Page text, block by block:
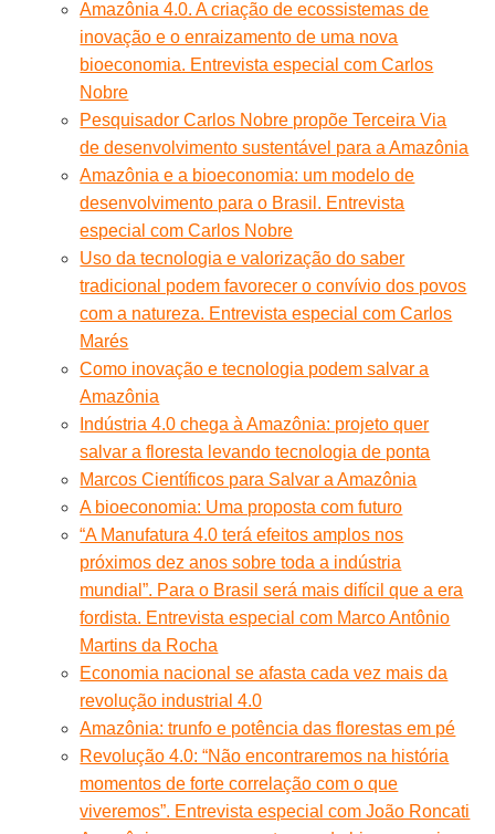
Amazônia 4.0. A criação de ecossistemas de
inovação e o enraizamento de uma nova
bioeconomia. Entrevista especial com Carlos
Nobre
Pesquisador Carlos Nobre propõe Terceira Via
de desenvolvimento sustentável para a Amazônia
Amazônia e a bioeconomia: um modelo de
desenvolvimento para o Brasil. Entrevista
especial com Carlos Nobre
Uso da tecnologia e valorização do saber
tradicional podem favorecer o convívio dos povos
com a natureza. Entrevista especial com Carlos
Marés
Como inovação e tecnologia podem salvar a
Amazônia
Indústria 4.0 chega à Amazônia: projeto quer
salvar a floresta levando tecnologia de ponta
Marcos Científicos para Salvar a Amazônia
A bioeconomia: Uma proposta com futuro
“A Manufatura 4.0 terá efeitos amplos nos
próximos dez anos sobre toda a indústria
mundial”. Para o Brasil será mais difícil que a era
fordista. Entrevista especial com Marco Antônio
Martins da Rocha
Economia nacional se afasta cada vez mais da
revolução industrial 4.0
Amazônia: trunfo e potência das florestas em pé
Revolução 4.0: “Não encontraremos na história
momentos de forte correlação com o que
viveremos”. Entrevista especial com João Roncati